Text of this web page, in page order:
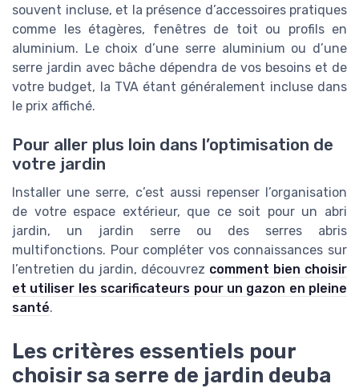
souvent incluse, et la présence d’accessoires pratiques
comme les étagères, fenêtres de toit ou profils en
aluminium. Le choix d’une serre aluminium ou d’une
serre jardin avec bâche dépendra de vos besoins et de
votre budget, la TVA étant généralement incluse dans
le prix affiché.
Pour aller plus loin dans l’optimisation de
votre jardin
Installer une serre, c’est aussi repenser l’organisation
de votre espace extérieur, que ce soit pour un abri
jardin, un jardin serre ou des serres abris
multifonctions. Pour compléter vos connaissances sur
l’entretien du jardin, découvrez comment bien choisir
et utiliser les scarificateurs pour un gazon en pleine
santé.
Les critères essentiels pour
choisir sa serre de jardin deuba